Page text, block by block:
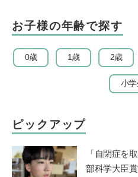
お子様の年齢で探す
0歳 1歳 2歳
小
ピックアップ
「自閉症を
部科学大臣